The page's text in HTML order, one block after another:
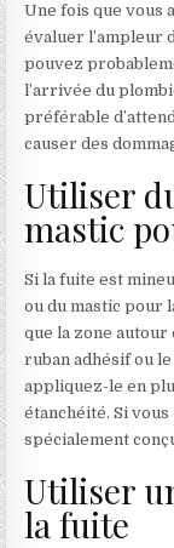
Une fois que vous
évaluer l’ampleur
pouvez
l’arrivée du
préférable
causer des
Utiliser
mastic
Si la fuite est
ou du mastic pour
que la zone autour
ruban adhésif ou
appliquez-le en
étanchéité. Si
spécialement
Utiliser
la fuite